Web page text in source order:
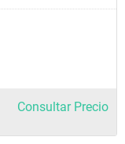
Consultar Precio